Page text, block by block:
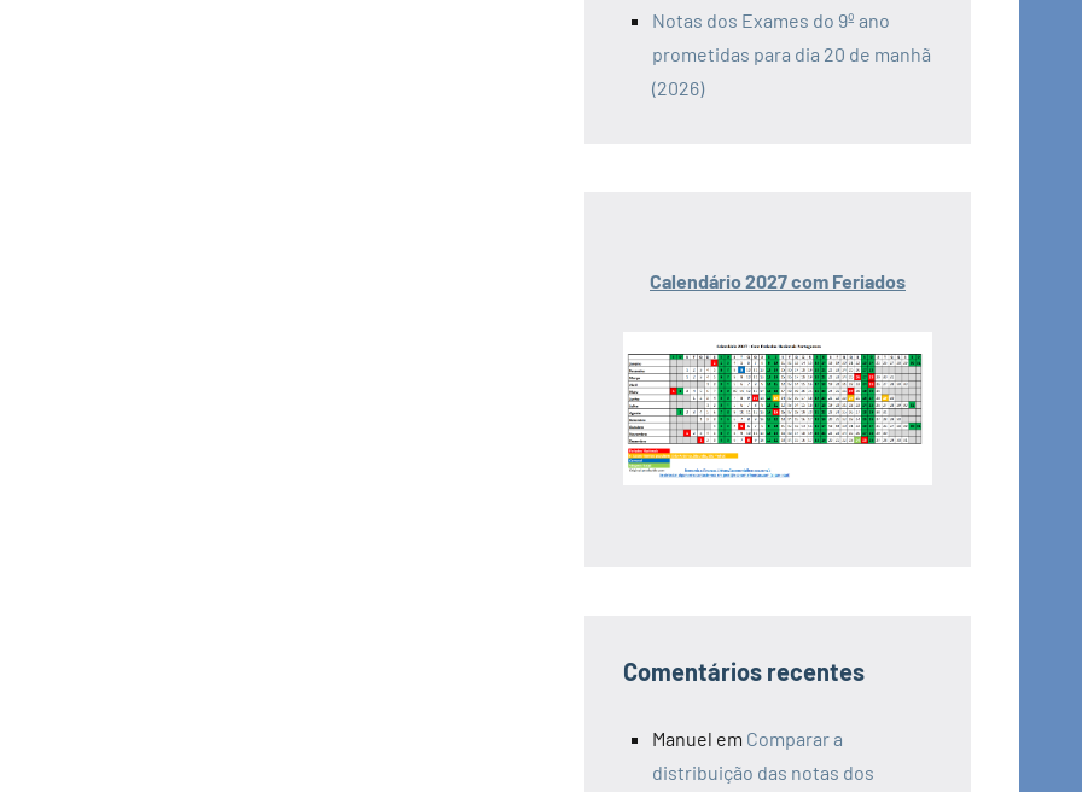
Notas dos Exames do 9º ano
prometidas para dia 20 de manhã
(2026)
Calendário 2027 com Feriados
Comentários recentes
Manuel em Comparar a
distribuição das notas dos